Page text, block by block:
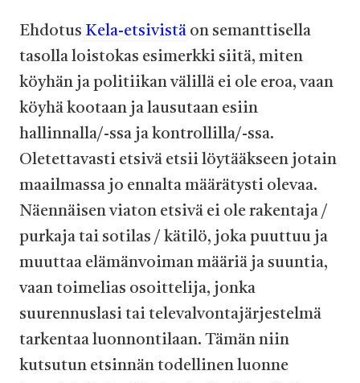
Ehdotus Kela-etsivistä on semanttisella
tasolla loistokas esimerkki siitä, miten
köyhän ja politiikan välillä ei ole eroa, vaan
köyhä kootaan ja lausutaan esiin
hallinnalla/-ssa ja kontrollilla/-ssa.
Oletettavasti etsivä etsii ­löytääkseen jotain
maailmassa jo ennalta määrätysti olevaa.
Näennäisen viaton etsivä ei ole rakentaja /
purkaja tai sotilas / kätilö, joka puuttuu ja
muuttaa elämänvoiman määriä ja suuntia,
vaan toimelias osoittelija, jonka
suurennuslasi tai televalvontajärjestelmä
tarkentaa luonnontilaan. Tämän niin
kutsutun etsinnän todellinen luonne